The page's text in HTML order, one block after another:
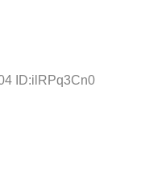
ID:ilRPq3Cn0